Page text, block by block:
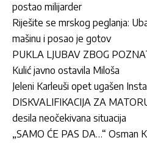
postao milijarder
Riješite se mrskog peglanja:
mašinu i posao je gotov
PUKLA LJUBAV ZBOG
Kulić javno ostavila Miloša
Jeleni Karleuši opet ugašen
DISKVALIFIKACIJA ZA
desila neočekivana situacija
„SAMO ĆE PAS DA…“ Osman